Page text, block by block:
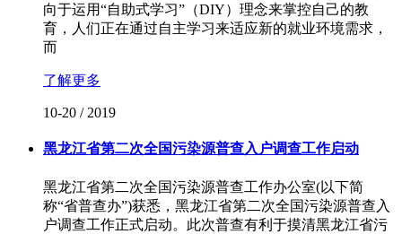
向于运用“自助式学习”（DIY）理念来掌控自己的教
育，人们正在通过自主学习来适应新的就业环境需求，
而
了解更多
10-20 / 2019
黑龙江省第二次全国污染源普查入户调查工作启动
黑龙江省第二次全国污染源普查工作办公室(以下简
称“省普查办”)获悉，黑龙江省第二次全国污染源普查入
户调查工作正式启动。此次普查有利于摸清黑龙江省污